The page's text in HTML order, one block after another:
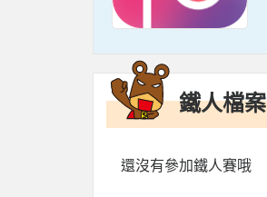
鐵人檔案
還沒有參加鐵人賽哦